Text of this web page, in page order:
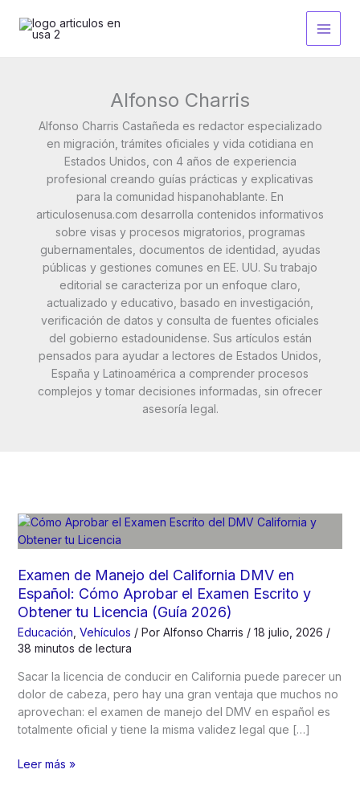
contenido
Alfonso Charris
Alfonso Charris Castañeda es redactor especializado
en migración, trámites oficiales y vida cotidiana en
Estados Unidos, con 4 años de experiencia
profesional creando guías prácticas y explicativas
para la comunidad hispanohablante. En
articulosenusa.com desarrolla contenidos informativos
sobre visas y procesos migratorios, programas
gubernamentales, documentos de identidad, ayudas
públicas y gestiones comunes en EE. UU. Su trabajo
editorial se caracteriza por un enfoque claro,
actualizado y educativo, basado en investigación,
verificación de datos y consulta de fuentes oficiales
del gobierno estadounidense. Sus artículos están
pensados para ayudar a lectores de Estados Unidos,
España y Latinoamérica a comprender procesos
complejos y tomar decisiones informadas, sin ofrecer
asesoría legal.
Examen de Manejo del California DMV en
Español: Cómo Aprobar el Examen Escrito y
Obtener tu Licencia (Guía 2026)
Educación Vehículos / Por Alfonso Charris / 18 julio, 2026 /
38 minutos de lectura
Sacar la licencia de conducir en California puede parecer un
dolor de cabeza, pero hay una gran ventaja que muchos no
aprovechan: el examen de manejo del DMV en español es
totalmente oficial y tiene la misma validez legal que […]
Examen
Leer más »